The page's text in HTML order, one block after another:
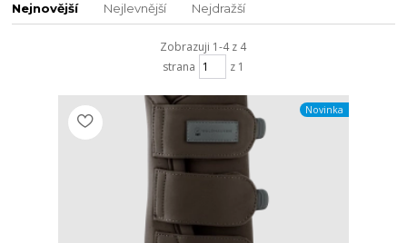
Nejnovější Nejlevnější Nejdražší
Zobrazuji 1-4 z 4
strana
z 1
Novinka